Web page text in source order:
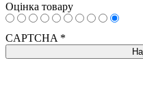
Оцінка товару
CAPTCHA *